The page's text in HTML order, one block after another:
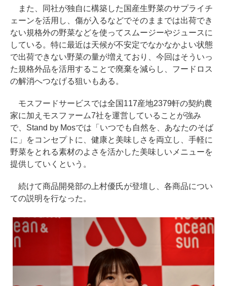
また、同社が独自に構築した国産生野菜のサプライチ
ェーンを活用し、傷が入るなどでそのままでは出荷でき
ない規格外の野菜などを使ってスムージーやジュースに
している。特に最近は天候が不安定でなかなかよい状態
で出荷できない野菜の量が増えており、今回はそういっ
た規格外品を活用することで廃棄を減らし、フードロス
の解消へつなげる狙いもある。
モスフードサービスでは全国117産地2379軒の契約農
家に加えモスファーム7社を運営していることが強み
で、Stand by Mosでは「いつでも自然を、あなたのそば
に」をコンセプトに、健康と美味しさを両立し、手軽に
野菜をとれる素材のよさを活かした美味しいメニューを
提供していくという。
続けて商品開発部の上村優氏が登壇し、各商品につい
ての説明を行なった。